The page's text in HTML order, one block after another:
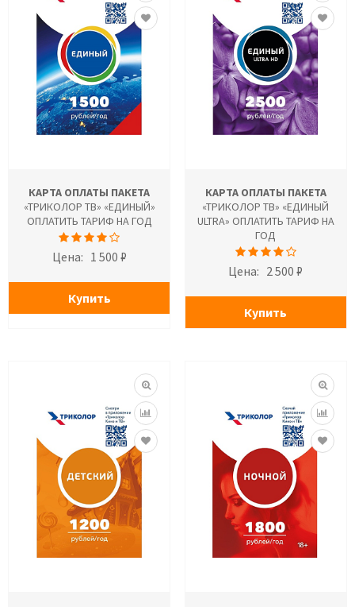
КАРТА ОПЛАТЫ ПАКЕТА
«ТРИКОЛОР ТВ» «ЕДИНЫЙ»
ОПЛАТИТЬ ТАРИФ НА ГОД
Цена: 1 500 ₽
Купить
КАРТА ОПЛАТЫ ПАКЕТА
«ТРИКОЛОР ТВ» «ЕДИНЫЙ
ULTRA» ОПЛАТИТЬ ТАРИФ НА
ГОД
Цена: 2 500 ₽
Купить